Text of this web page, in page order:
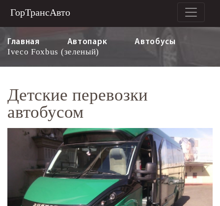
ГорТрансАвто
Главная Автопарк Автобусы
Iveco Foxbus (зеленый)
Детские перевозки
автобусом